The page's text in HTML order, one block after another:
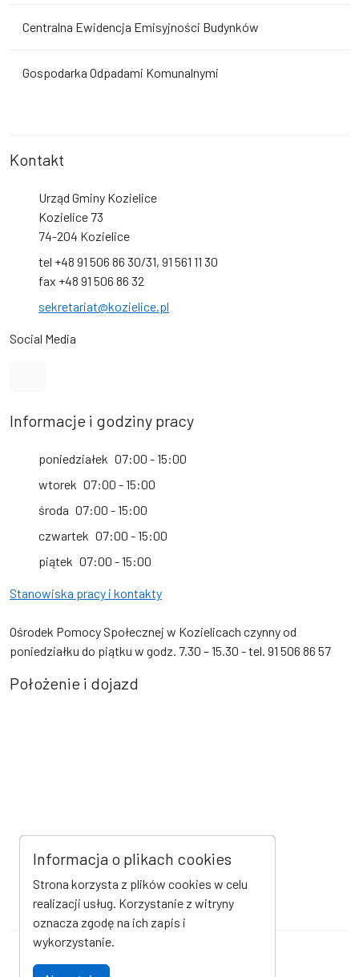
Centralna Ewidencja Emisyjności Budynków
Gospodarka Odpadami Komunalnymi
Kontakt
Urząd Gminy Kozielice
Kozielice 73
74-204 Kozielice
tel +48 91 506 86 30/31, 91 561 11 30
fax +48 91 506 86 32
sekretariat@kozielice.pl
Social Media
Informacje i godziny pracy
poniedziałek 07:00 - 15:00
wtorek 07:00 - 15:00
środa 07:00 - 15:00
czwartek 07:00 - 15:00
piątek 07:00 - 15:00
Stanowiska pracy i kontakty
Ośrodek Pomocy Społecznej w Kozielicach czynny od
poniedziałku do piątku w godz. 7.30 – 15.30 - tel. 91 506 86 57
Położenie i dojazd
Informacja o plikach cookies
Strona korzysta z plików cookies w celu
realizacji usług. Korzystanie z witryny
oznacza zgodę na ich zapis i
wykorzystanie.